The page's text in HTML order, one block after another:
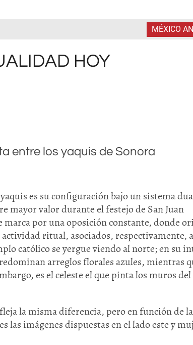
MÉXICO
HOY
entre los yaquis de Sonora
es su configuración bajo un sistema
mayor valor durante el festejo de San Juan
marca por una oposición constante, donde
ritual, asociados, respectivamente,
católico se yergue viendo al norte; en su
arreglos florales azules, mientras
es el celeste el que pinta los muros del
la misma diferencia, pero en función de
las imágenes dispuestas en el lado este y